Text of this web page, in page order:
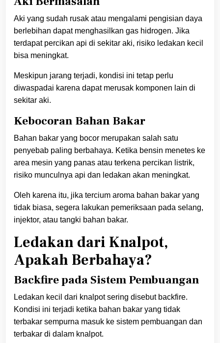
Aki yang sudah rusak atau mengalami pengisian daya
berlebihan dapat menghasilkan gas hidrogen. Jika
terdapat percikan api di sekitar aki, risiko ledakan kecil
bisa meningkat.
Meskipun jarang terjadi, kondisi ini tetap perlu
diwaspadai karena dapat merusak komponen lain di
sekitar aki.
Kebocoran Bahan Bakar
Bahan bakar yang bocor merupakan salah satu
penyebab paling berbahaya. Ketika bensin menetes ke
area mesin yang panas atau terkena percikan listrik,
risiko munculnya api dan ledakan akan meningkat.
Oleh karena itu, jika tercium aroma bahan bakar yang
tidak biasa, segera lakukan pemeriksaan pada selang,
injektor, atau tangki bahan bakar.
Ledakan dari Knalpot,
Apakah Berbahaya?
Backfire pada Sistem Pembuangan
Ledakan kecil dari knalpot sering disebut backfire.
Kondisi ini terjadi ketika bahan bakar yang tidak
terbakar sempurna masuk ke sistem pembuangan dan
terbakar di dalam knalpot.